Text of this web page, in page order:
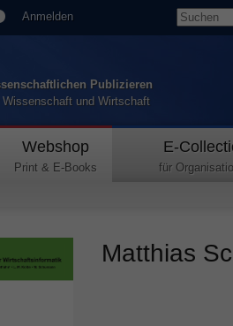
Anmelden
Publizieren
Wissenschaft und Wirtschaft
Webshop
Print & E-Books
E-
für
Matthias